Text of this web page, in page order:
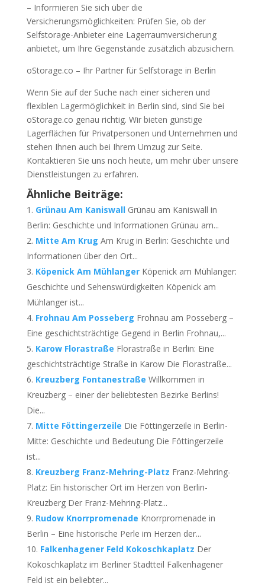
– Informieren Sie sich über die
Versicherungsmöglichkeiten: Prüfen Sie, ob der
Selfstorage-Anbieter eine Lagerraumversicherung
anbietet, um Ihre Gegenstände zusätzlich abzusichern.
oStorage.co – Ihr Partner für Selfstorage in Berlin
Wenn Sie auf der Suche nach einer sicheren und
flexiblen Lagermöglichkeit in Berlin sind, sind Sie bei
oStorage.co genau richtig. Wir bieten günstige
Lagerflächen für Privatpersonen und Unternehmen und
stehen Ihnen auch bei Ihrem Umzug zur Seite.
Kontaktieren Sie uns noch heute, um mehr über unsere
Dienstleistungen zu erfahren.
Ähnliche Beiträge:
Grünau Am Kaniswall Grünau am Kaniswall in
Berlin: Geschichte und Informationen Grünau am...
Mitte Am Krug Am Krug in Berlin: Geschichte und
Informationen über den Ort...
Köpenick Am Mühlanger Köpenick am Mühlanger:
Geschichte und Sehenswürdigkeiten Köpenick am
Mühlanger ist...
Frohnau Am Posseberg Frohnau am Posseberg –
Eine geschichtsträchtige Gegend in Berlin Frohnau,...
Karow Florastraße Florastraße in Berlin: Eine
geschichtsträchtige Straße in Karow Die Florastraße...
Kreuzberg Fontanestraße Willkommen in
Kreuzberg – einer der beliebtesten Bezirke Berlins!
Die...
Mitte Föttingerzeile Die Föttingerzeile in Berlin-
Mitte: Geschichte und Bedeutung Die Föttingerzeile
ist...
Kreuzberg Franz-Mehring-Platz Franz-Mehring-
Platz: Ein historischer Ort im Herzen von Berlin-
Kreuzberg Der Franz-Mehring-Platz...
Rudow Knorrpromenade Knorrpromenade in
Berlin – Eine historische Perle im Herzen der...
Falkenhagener Feld Kokoschkaplatz Der
Kokoschkaplatz im Berliner Stadtteil Falkenhagener
Feld ist ein beliebter...